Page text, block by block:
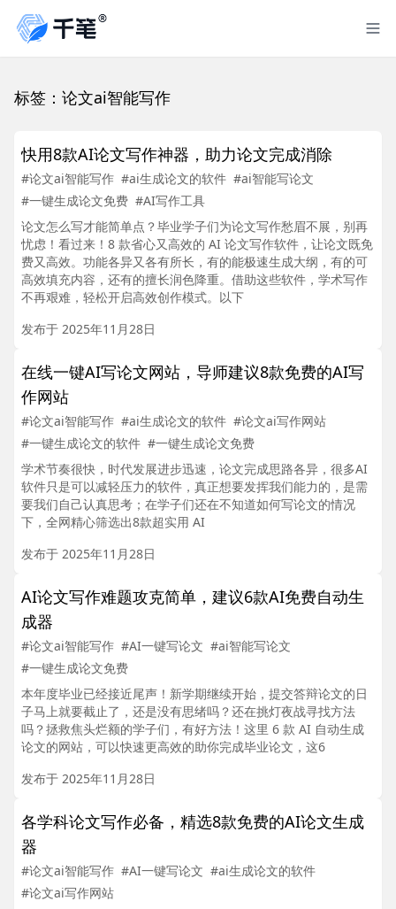
标签：论文ai智能写作
快用8款AI论文写作神器，助力论文完成消除
#论文ai智能写作 #ai生成论文的软件 #ai智能写论文
#一键生成论文免费 #AI写作工具
论文怎么写才能简单点？毕业学子们为论文写作愁眉不展，别再
忧虑！看过来！8 款省心又高效的 AI 论文写作软件，让论文既免
费又高效。功能各异又各有所长，有的能极速生成大纲，有的可
高效填充内容，还有的擅长润色降重。借助这些软件，学术写作
不再艰难，轻松开启高效创作模式。以下
发布于 2025年11月28日
在线一键AI写论文网站，导师建议8款免费的AI写
作网站
#论文ai智能写作 #ai生成论文的软件 #论文ai写作网站
#一键生成论文的软件 #一键生成论文免费
学术节奏很快，时代发展进步迅速，论文完成思路各异，很多AI
软件只是可以减轻压力的软件，真正想要发挥我们能力的，是需
要我们自己认真思考；在学子们还在不知道如何写论文的情况
下，全网精心筛选出8款超实用 AI
发布于 2025年11月28日
AI论文写作难题攻克简单，建议6款AI免费自动生
成器
#论文ai智能写作 #AI一键写论文 #ai智能写论文
#一键生成论文免费
本年度毕业已经接近尾声！新学期继续开始，提交答辩论文的日
子马上就要截止了，还是没有思绪吗？还在挑灯夜战寻找方法
吗？拯救焦头烂额的学子们，有好方法！这里 6 款 AI 自动生成
论文的网站，可以快速更高效的助你完成毕业论文，这6
发布于 2025年11月28日
各学科论文写作必备，精选8款免费的AI论文生成
器
#论文ai智能写作 #AI一键写论文 #ai生成论文的软件
#论文ai写作网站